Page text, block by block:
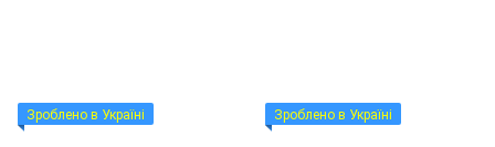
Зроблено в Україні Зроблено в Україні